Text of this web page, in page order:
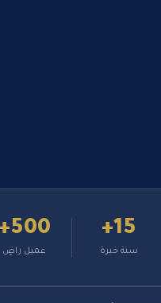
15+
سنة خبرة
500+
عميل راضٍ